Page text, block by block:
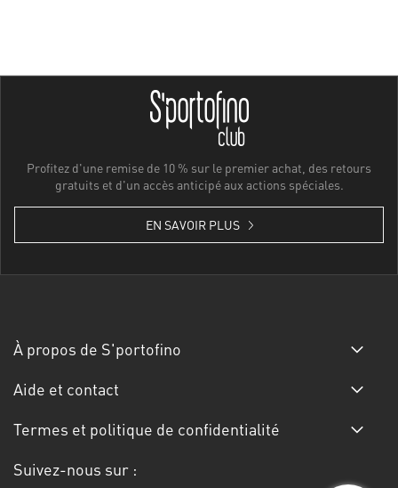
Profitez d'une remise de 10 % sur le premier achat, des retours
gratuits et d'un accès anticipé aux actions spéciales.
EN SAVOIR PLUS
À propos de S'portofino
Aide et contact
Termes et politique de confidentialité
Suivez-nous sur :